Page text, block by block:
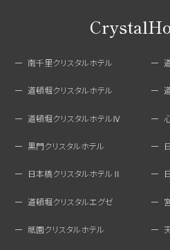
南千里クリスタルホテル
道頓堀クリスタルホテル
道頓堀クリスタルホテルⅣ
黒門クリスタルホテル
日本橋クリスタルホテルⅡ
道頓堀クリスタルエグゼ
祇園クリスタルホテル